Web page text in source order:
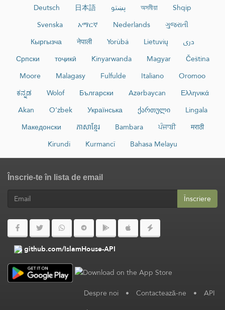
Deutsch
日本語 پښتو অসমীয়া
Shqip
Svenska
አማርኛ Nederlands
ગુજરાતી
Кыргызча
नेपाली Yorùbá Lietuvių
دری
Српски
тоҷикӣ Kinyarwanda Magyar
Čeština
Moore
Malagasy Fulfulde Italiano
Oromoo
ಕನ್ನಡ
Wolof Български Azərbaycan
Ελληνικά
Akan
O‘zbek Українська ქართული
Lingala
Македонски
ភាសាខ្មែរ Bambara ਪੰਜਾਬੀ
मराठी
Kirundi
Kurmancî Bahasa Melayu
Înscrie-te în lista de email
Înscriere
github.com/IslamHouse-API
Despre noi • Contactează-ne • API